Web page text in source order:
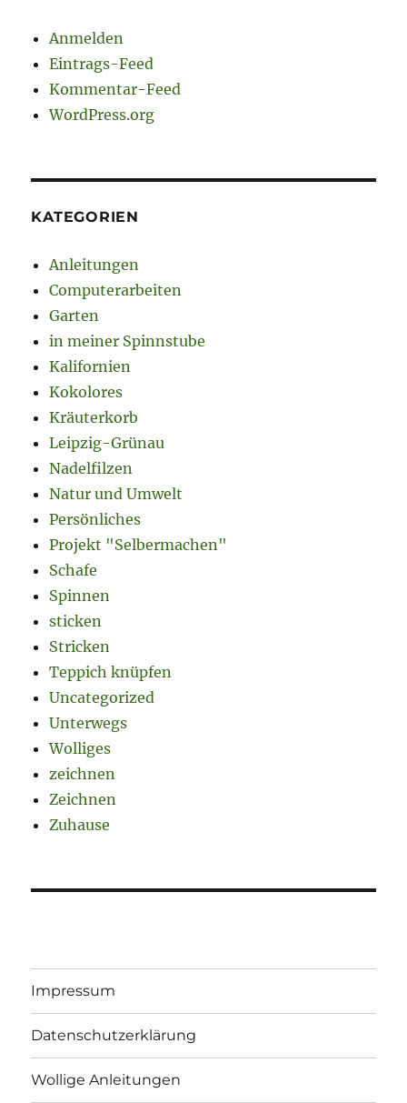
Anmelden
Eintrags-Feed
Kommentar-Feed
WordPress.org
KATEGORIEN
Anleitungen
Computerarbeiten
Garten
in meiner Spinnstube
Kalifornien
Kokolores
Kräuterkorb
Leipzig-Grünau
Nadelfilzen
Natur und Umwelt
Persönliches
Projekt "Selbermachen"
Schafe
Spinnen
sticken
Stricken
Teppich knüpfen
Uncategorized
Unterwegs
Wolliges
zeichnen
Zeichnen
Zuhause
Impressum
Datenschutzerklärung
Wollige Anleitungen